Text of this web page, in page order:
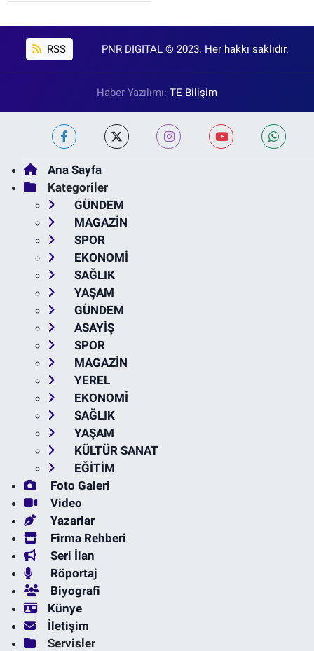
RSS PNR DIGITAL © 2023. Her hakkı saklıdır.
Haber Yazılımı: TE Bilişim
Ana Sayfa
Kategoriler
GÜNDEM
MAGAZİN
SPOR
EKONOMİ
SAĞLIK
YAŞAM
GÜNDEM
ASAYİŞ
SPOR
MAGAZİN
YEREL
EKONOMİ
SAĞLIK
YAŞAM
KÜLTÜR SANAT
EĞİTİM
Foto Galeri
Video
Yazarlar
Firma Rehberi
Seri İlan
Röportaj
Biyografi
Künye
İletişim
Servisler